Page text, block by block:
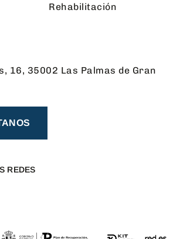
Rehabilitación
16, 35002 Las Palmas de Gran
REDES